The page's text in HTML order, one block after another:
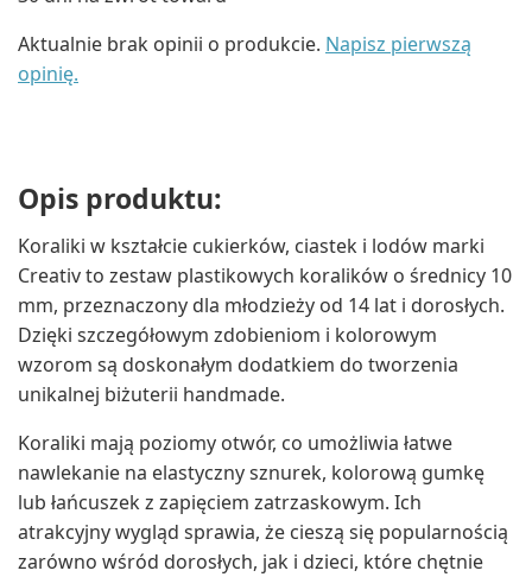
Aktualnie brak opinii o produkcie. Napisz pierwszą
opinię.
Opis produktu:
Koraliki w kształcie cukierków, ciastek i lodów marki
Creativ to zestaw plastikowych koralików o średnicy 10
mm, przeznaczony dla młodzieży od 14 lat i dorosłych.
Dzięki szczegółowym zdobieniom i kolorowym
wzorom są doskonałym dodatkiem do tworzenia
unikalnej biżuterii handmade.
Koraliki mają poziomy otwór, co umożliwia łatwe
nawlekanie na elastyczny sznurek, kolorową gumkę
lub łańcuszek z zapięciem zatrzaskowym. Ich
atrakcyjny wygląd sprawia, że cieszą się popularnością
zarówno wśród dorosłych, jak i dzieci, które chętnie